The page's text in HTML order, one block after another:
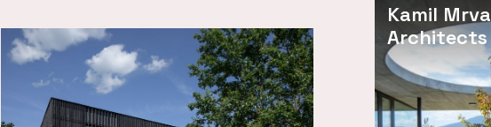
Kamil Mrva
Architects